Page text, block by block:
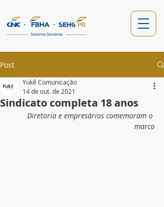
Post
Sindicato completa 18 anos
Yukê Comunicação
14 de out. de 2021
Diretoria e empresários comemoram o
marco